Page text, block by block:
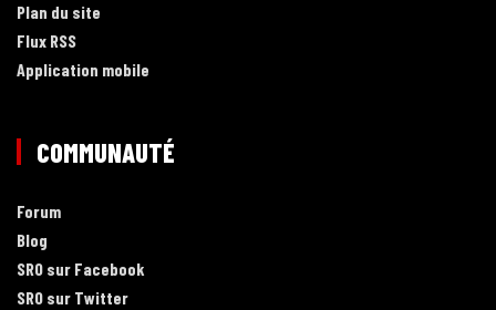
Plan du site
Flux RSS
Application mobile
COMMUNAUTÉ
Forum
Blog
SRO sur Facebook
SRO sur Twitter